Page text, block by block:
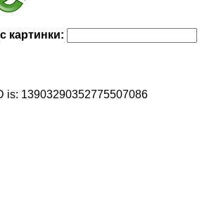
картинки:
is: 13903290352775507086